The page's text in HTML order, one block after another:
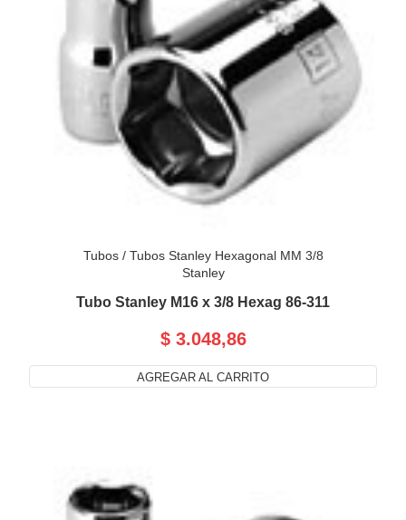
Tubos/ Tubos Stanley Hexagonal MM 3/8
Stanley
Tubo Stanley M16 x 3/8 Hexag 86-311
$ 3.048,86
AGREGAR AL CARRITO